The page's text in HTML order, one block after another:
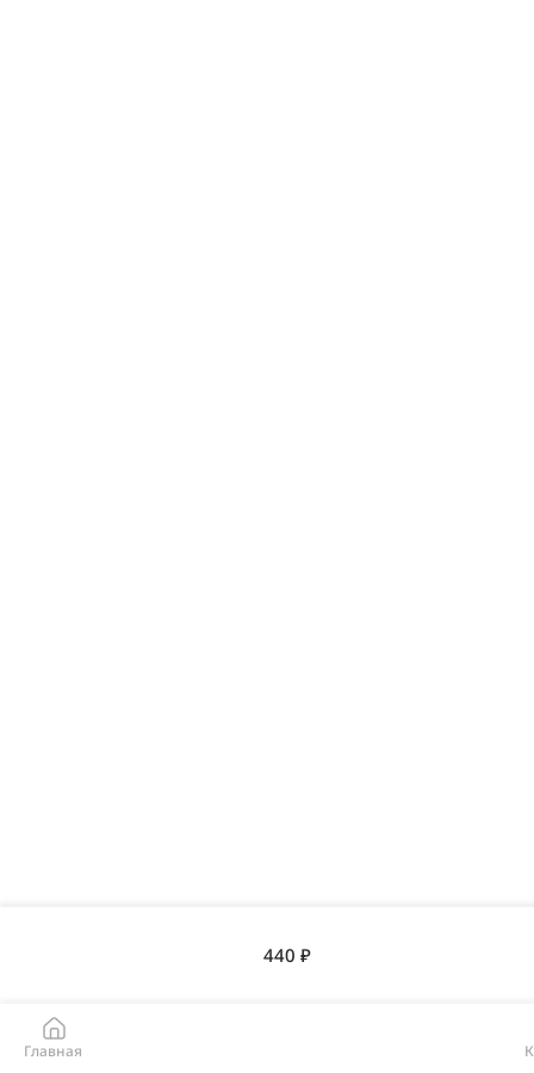
Главная
440 ₽